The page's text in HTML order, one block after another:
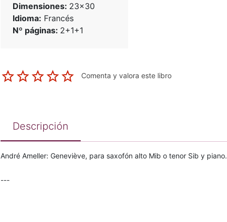
Dimensiones: 23x30
Idioma: Francés
Nº páginas: 2+1+1
Comenta y valora este libro
Descripción
André Ameller: Geneviève, para saxofón alto Mib o tenor Sib y piano.
---